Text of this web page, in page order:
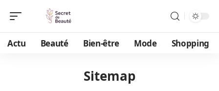
Actu Beauté Bien-être Mode Shopping
Sitemap